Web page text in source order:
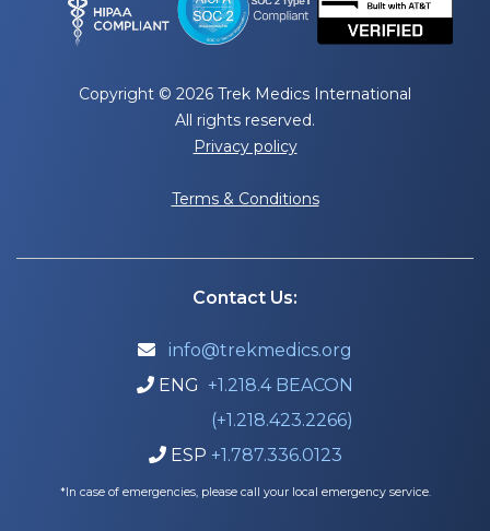
Copyright © 2026 Trek Medics International
All rights reserved.
Privacy policy
Terms & Conditions
Contact Us:
 info@trekmedics.org
 ENG +1.218.4 BEACON
(+1.218.423.2266)
 ESP +1.787.336.0123
*In case of emergencies, please call your local emergency service.